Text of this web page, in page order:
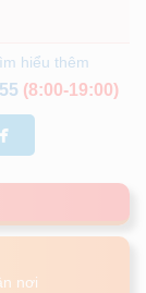
hiểu thêm
(8:00-19:00)
nơi